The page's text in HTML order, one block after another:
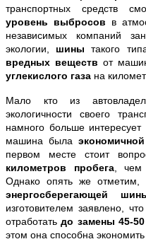
транспортных средств
уровень выбросов в
независимых компаний
экологии, шины такого
вредных веществ от
углекислого газа на
Мало кто из
экологичности своего
намного больше
машина была экономичной
первом месте стоит
километров пробега, чем
Однако опять же
энергосберегающей
изготовителем заявлено, что
отработатьдо замены 45-
этом она способна